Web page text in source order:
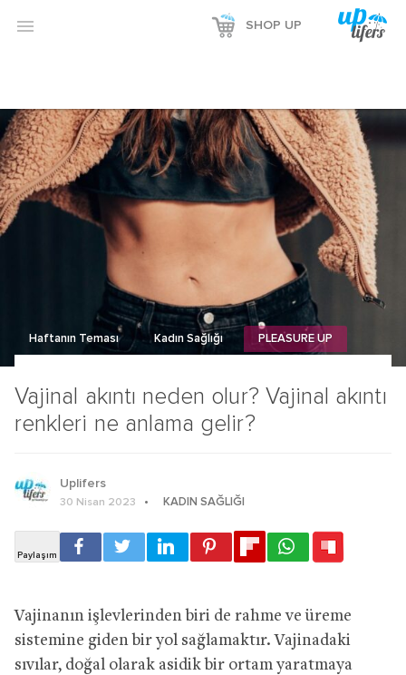
 SHOP UP
Vajinal akıntı neden olur? Vajinal akıntı
renkleri ne anlama gelir?
Haftanın Teması Kadın Sağlığı PLEASURE UP
Uplifers
30 Nisan 2023 KADIN SAĞLIĞI
Vajinanın işlevlerinden biri de rahme ve üreme
sistemine giden bir yol sağlamaktır. Vajinadaki
sıvılar, doğal olarak asidik bir ortam yaratmaya